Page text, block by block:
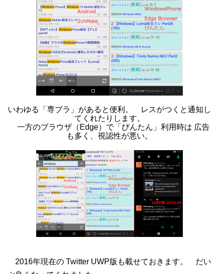
いわゆる「専ブラ」があると便利。 レスがつくと通知し
てくれたりします。
一方のブラウザ（Edge）で「びんたん」利用時は 広告
も多く、視認性が悪い。
2016年現在の Twitter UWP版も載せておきます。 だい